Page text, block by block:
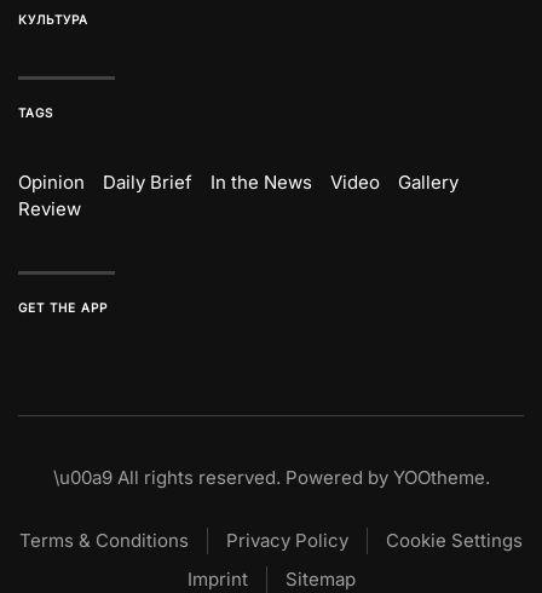
КУЛЬТУРА
TAGS
Opinion Daily Brief In the News Video
Gallery
Review
GET THE APP
\u00a9 All rights reserved. Powered by YOOtheme.
Terms & Conditions Privacy Policy
Cookie Settings
Imprint
Sitemap